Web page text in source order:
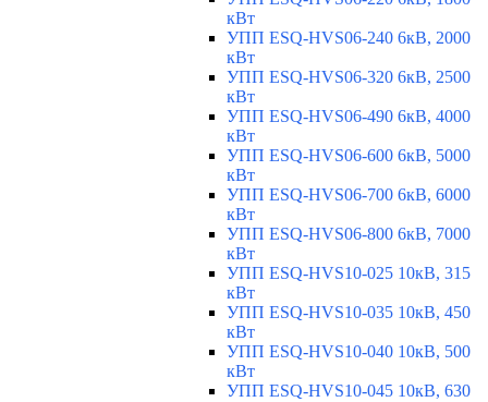
кВт
УПП ESQ-HVS06-240 6кВ, 2000
кВт
УПП ESQ-HVS06-320 6кВ, 2500
кВт
УПП ESQ-HVS06-490 6кВ, 4000
кВт
УПП ESQ-HVS06-600 6кВ, 5000
кВт
УПП ESQ-HVS06-700 6кВ, 6000
кВт
УПП ESQ-HVS06-800 6кВ, 7000
кВт
УПП ESQ-HVS10-025 10кВ, 315
кВт
УПП ESQ-HVS10-035 10кВ, 450
кВт
УПП ESQ-HVS10-040 10кВ, 500
кВт
УПП ESQ-HVS10-045 10кВ, 630